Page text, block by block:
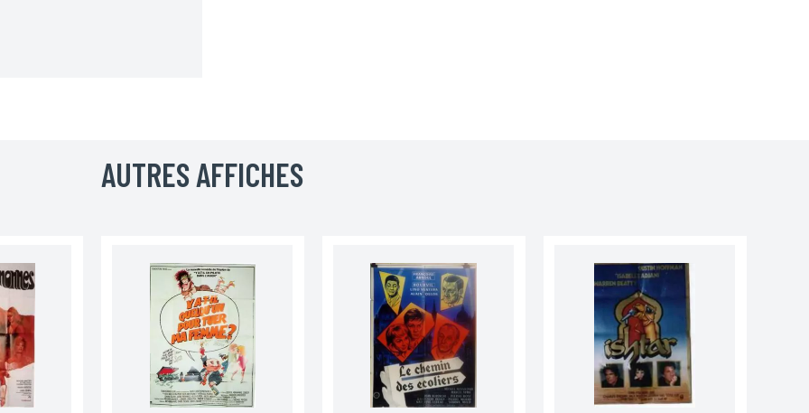
Code postal
Pays
AUTRES AFFICHES